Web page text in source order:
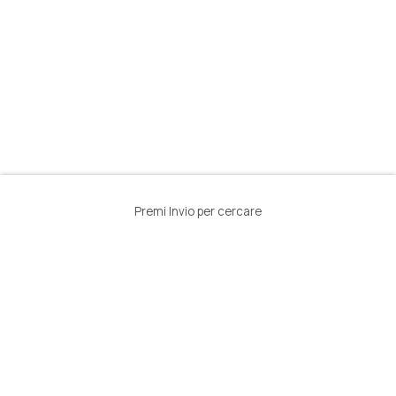
Premi Invio per cercare